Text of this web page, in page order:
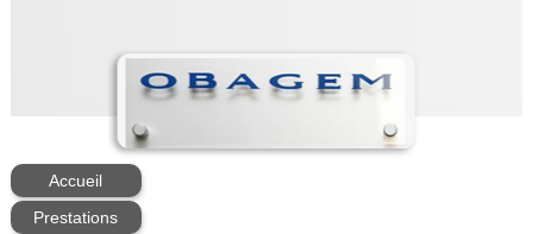
Accueil
Prestations